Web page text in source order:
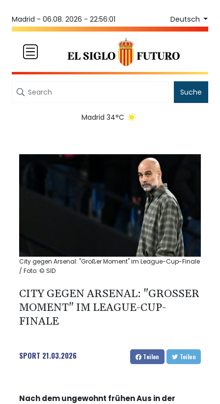
Madrid - 06.08. 2026 - 22:56:01 Deutsch
Suche
Madrid 34°C
City gegen Arsenal: "Großer Moment" im League-Cup-Finale
/ Foto: © SID
CITY GEGEN ARSENAL: "GROSSER M
OMENT" IM LEAGUE-CUP-F
INALE
SPORT 21.03.2026 Teilen Teilen
Nach dem ungewohnt frühen Aus in der